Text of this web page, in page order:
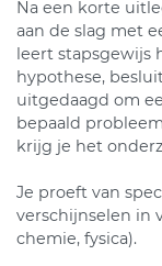
Na een korte
aan de slag met
leert stapsgewijs
hypothese,
uitgedaagd om
bepaald
krijg je het
Je proeft van
verschijnselen in
chemie, fysica).